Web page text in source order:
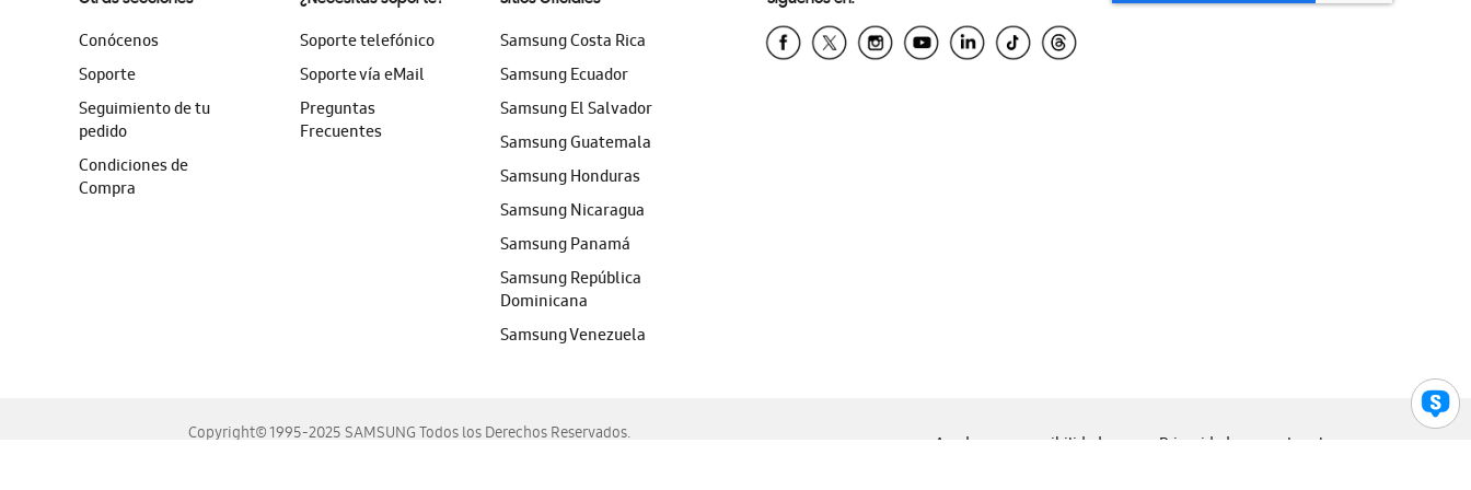
Conócenos
Soporte
Seguimiento de tu
pedido
Condiciones de
Compra
Soporte telefónico
Soporte vía eMail
Preguntas
Frecuentes
Samsung Costa Rica
Samsung Ecuador
Samsung El Salvador
Samsung Guatemala
Samsung Honduras
Samsung Nicaragua
Samsung Panamá
Samsung República
Dominicana
Samsung Venezuela
Copyright© 1995-2025 SAMSUNG Todos los Derechos Reservados.
Ayuda para accesibilidad Privacidad Legal